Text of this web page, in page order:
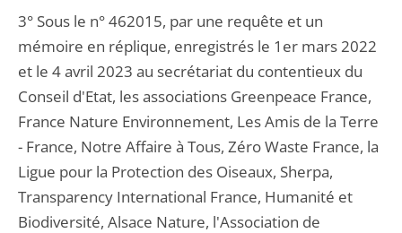
3° Sous le n° 462015, par une requête et un
mémoire en réplique, enregistrés le 1er mars 2022
et le 4 avril 2023 au secrétariat du contentieux du
Conseil d'Etat, les associations Greenpeace France,
France Nature Environnement, Les Amis de la Terre
- France, Notre Affaire à Tous, Zéro Waste France, la
Ligue pour la Protection des Oiseaux, Sherpa,
Transparency International France, Humanité et
Biodiversité, Alsace Nature, l'Association de